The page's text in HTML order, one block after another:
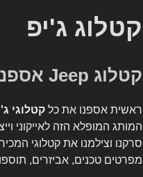
קטלוג ג'יפ
קטלוג Jeep אספנות
ראשית אספנו את כל קטלוגי
המותג המופלא הזה לאייקוני
סרקנו וצילמנו את קטלוגי
מפרטים טכנים, אביזרים,